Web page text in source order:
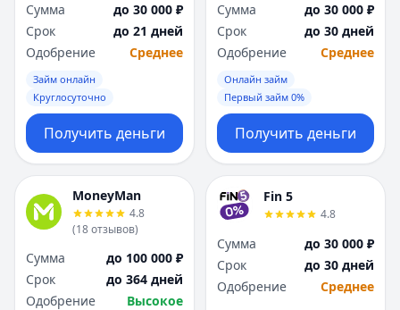
Тюмень
У
Ульяновск
Уфа
Х
Хабаровск
Ч
Чебоксары
Челябинск
Чита
Ярославль
Вся Россия
Тюмень
У
Ульяновск
Уфа
Х
Хабаровск
Ч
Чебоксары
Челябинск
Чита
Ярославль
Вся Россия
Сумма
до 30 000 ₽
Срок
до 21 дней
Одобрение
Среднее
Займ онлайн
Круглосуточно
Получить деньги
Сумма
до 30 000 ₽
Срок
до 30 дней
Одобрение
Среднее
Онлайн займ
Первый займ 0%
Получить деньги
MoneyMan
4.8
(18отзывов)
Сумма
до 100 000 ₽
Срок
до 364 дней
Одобрение
Высокое
Fin 5
4.8
Сумма
до 30 000 ₽
Срок
до 30 дней
Одобрение
Среднее